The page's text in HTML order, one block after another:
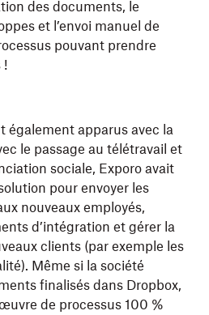
des documents, le
et l’envoi manuel de
pouvant prendre
!
également apparus avec la
le passage au télétravail et
sociale, Exporo avait
pour envoyer les
nouveaux employés,
d’intégration et gérer la
clients (par exemple les
Même si la société
finalisés dans Dropbox,
de processus 100 %